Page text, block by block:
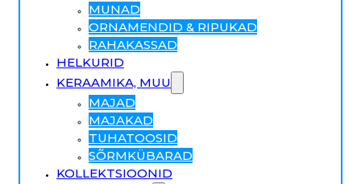
MUNAD
ORNAMENDID & RIPUKAD
RAHAKASSAD
HELKURID
KERAAMIKA, MUU
MAJAD
MAJAKAD
TUHATOOSID
SÕRMKÜBARAD
KOLLEKTSIOONID